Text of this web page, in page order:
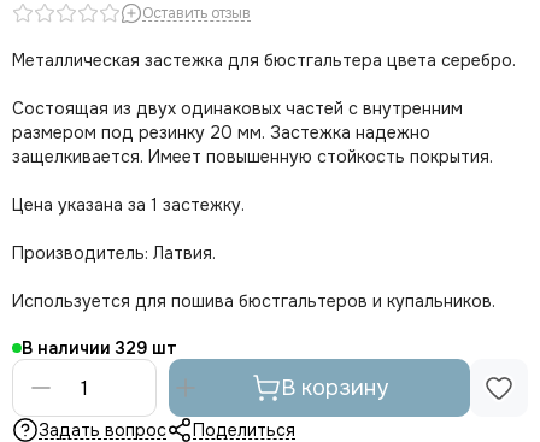
Оставить отзыв
Металлическая застежка для бюстгальтера цвета серебро.
Состоящая из двух одинаковых частей с внутренним
размером под резинку 20 мм. Застежка надежно
защелкивается. Имеет повышенную стойкость покрытия.
Цена указана за 1 застежку.
Производитель: Латвия.
Используется для пошива бюстгальтеров и купальников.
В наличии 329
В корзину
Задать вопрос Поделиться